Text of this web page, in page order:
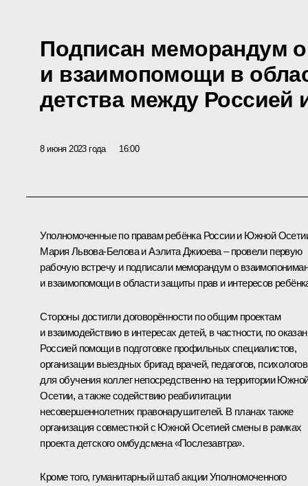
Подписан меморандум
и взаимопомощи в
детства между
8 июня 2023 года 16:00
Уполномоченные по правам ребёнка России и Южной
Мария Львова-Белова и Аэлита Джиоева – провели первую
рабочую встречу и подписали меморандум о
и взаимопомощи в области защиты прав и интересов
Стороны достигли договорённости по общим проектам
и взаимодействию в интересах детей, в частности, по
Россией помощи в подготовке профильных специалистов,
организации выездных бригад врачей, педагогов, психологов
для обучения коллег непосредственно на территории
Осетии, а также содействию реабилитации
несовершеннолетних правонарушителей. В планах также
организация совместной с Южной Осетией смены в рамках
проекта детского омбудсмена «Послезавтра».
Кроме того, гуманитарный штаб акции Уполномоченного